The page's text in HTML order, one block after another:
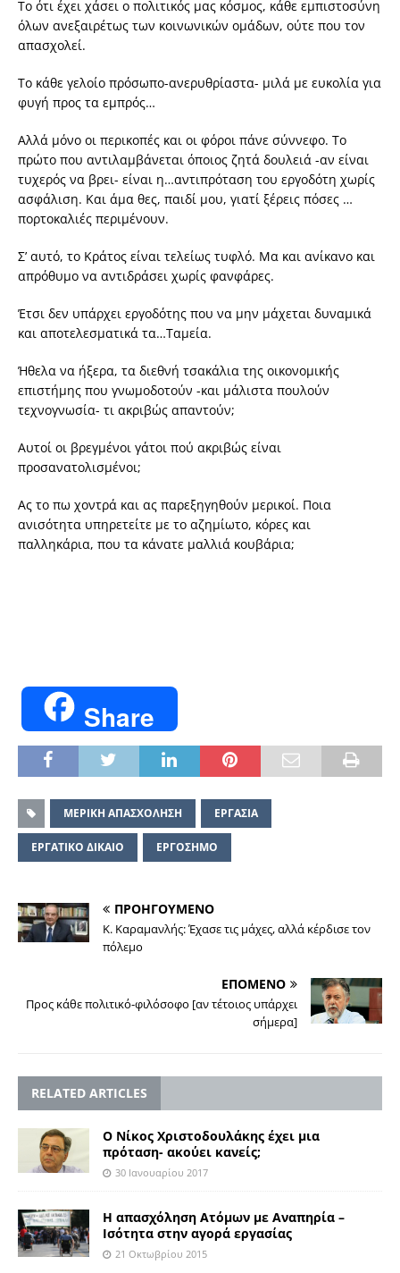
Το ότι έχει χάσει ο πολιτικός μας κόσμος, κάθε εμπιστοσύνη
όλων ανεξαιρέτως των κοινωνικών ομάδων, ούτε που τον
απασχολεί.
Το κάθε γελοίο πρόσωπο-ανερυθρίαστα- μιλά με ευκολία για
φυγή προς τα εμπρός…
Αλλά μόνο οι περικοπές και οι φόροι πάνε σύννεφο. Το
πρώτο που αντιλαμβάνεται όποιος ζητά δουλειά -αν είναι
τυχερός να βρει- είναι η…αντιπρόταση του εργοδότη χωρίς
ασφάλιση. Και άμα θες, παιδί μου, γιατί ξέρεις πόσες …
πορτοκαλιές περιμένουν.
Σ’ αυτό, το Κράτος είναι τελείως τυφλό. Μα και ανίκανο και
απρόθυμο να αντιδράσει χωρίς φανφάρες.
Έτσι δεν υπάρχει εργοδότης που να μην μάχεται δυναμικά
και αποτελεσματικά τα…Ταμεία.
Ήθελα να ήξερα, τα διεθνή τσακάλια της οικονομικής
επιστήμης που γνωμοδοτούν -και μάλιστα πουλούν
τεχνογνωσία- τι ακριβώς απαντούν;
Αυτοί οι βρεγμένοι γάτοι πού ακριβώς είναι
προσανατολισμένοι;
Ας το πω χοντρά και ας παρεξηγηθούν μερικοί. Ποια
ανισότητα υπηρετείτε με το αζημίωτο, κόρες και
παλληκάρια, που τα κάνατε μαλλιά κουβάρια;
Share
΄ΜΕΡΙΚΗ ΑΠΑΣΧΟΛΗΣΗ ΕΡΓΑΣΙΑ
ΕΡΓΑΤΙΚΟ ΔΙΚΑΙΟ ΕΡΓΟΣΗΜΟ
ΠΡΟΗΓΟΥΜΕΝΟ
Κ. Καραμανλής: Έχασε τις μάχες, αλλά κέρδισε τον
πόλεμο
ΕΠΟΜΕΝΟ
Προς κάθε πολιτικό-φιλόσοφο [αν τέτοιος υπάρχει
σήμερα]
RELATED ARTICLES
Ο Νίκος Χριστοδουλάκης έχει μια
πρόταση- ακούει κανείς;
30 Ιανουαρίου 2017
Η απασχόληση Ατόμων με Αναπηρία –
Ισότητα στην αγορά εργασίας
21 Οκτωβρίου 2015